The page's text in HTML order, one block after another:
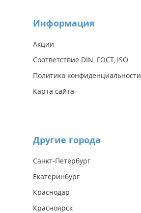
Информация
Акции
Соответствие DIN, ГОСТ, ISO
Политика конфиденциальности
Карта сайта
Другие города
Санкт-Петербург
Екатеринбург
Краснодар
Красноярск